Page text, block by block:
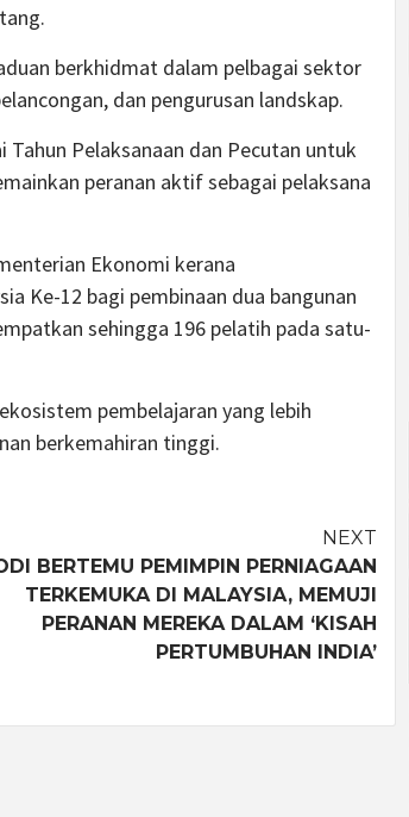
berkhidmat dalam pelbagai sektor
dan pengurusan landskap.
Pelaksanaan dan Pecutan untuk
peranan aktif sebagai pelaksana
Ekonomi kerana
Ke-12 bagi pembinaan dua bangunan
sehingga 196 pelatih pada satu-
pembelajaran yang lebih
berkemahiran tinggi.
NEXT
BERTEMU PEMIMPIN PERNIAGAAN
TERKEMUKA DI MALAYSIA, MEMUJI
PERANAN MEREKA DALAM ‘KISAH
PERTUMBUHAN INDIA’